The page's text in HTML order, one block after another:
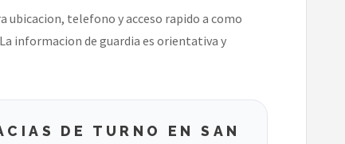
ubicacion, telefono y acceso rapido a como
informacion de guardia es orientativa y
DE TURNO EN SAN